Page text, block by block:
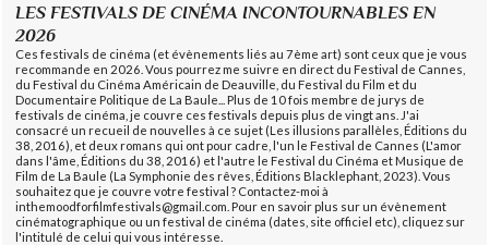
LES FESTIVALS DE CINÉMA INCONTOURNABLES EN
2026
Ces festivals de cinéma (et évènements liés au 7ème art) sont ceux que je vous
recommande en 2026. Vous pourrez me suivre en direct du Festival de Cannes,
du Festival du Cinéma Américain de Deauville, du Festival du Film et du
Documentaire Politique de La Baule... Plus de 10 fois membre de jurys de
festivals de cinéma, je couvre ces festivals depuis plus de vingt ans. J'ai
consacré un recueil de nouvelles à ce sujet (Les illusions parallèles, Éditions du
38, 2016), et deux romans qui ont pour cadre, l'un le Festival de Cannes (L'amor
dans l'âme, Éditions du 38, 2016) et l'autre le Festival du Cinéma et Musique de
Film de La Baule (La Symphonie des rêves, Éditions Blacklephant, 2023). Vous
souhaitez que je couvre votre festival ? Contactez-moi à
inthemoodforfilmfestivals@gmail.com. Pour en savoir plus sur un évènement
cinématographique ou un festival de cinéma (dates, site officiel etc), cliquez sur
l'intitulé de celui qui vous intéresse.